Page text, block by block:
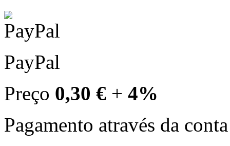
PayPal
Preço 0,30 € + 4%
Pagamento através da